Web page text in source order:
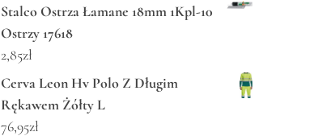
Stalco Ostrza Łamane 18mm 1Kpl-10
Ostrzy 17618
2,85zł
Cerva Leon Hv Polo Z Długim
Rękawem Żółty L
76,95zł